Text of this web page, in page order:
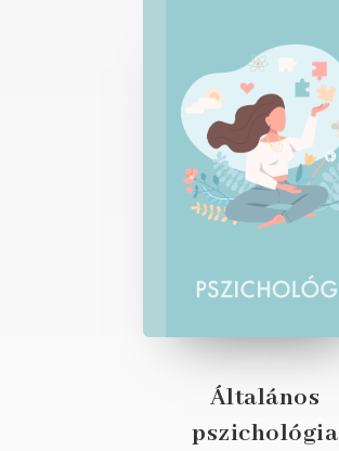
Általános
pszichológia